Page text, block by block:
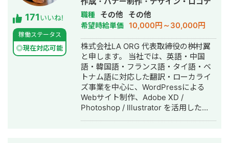
171いいね!
稼働ステータス
◎現在対応可能
ザイン・作成・イラスト制作
職種 その他 その他
希望時給単価 10,000円～30,000円
株式会社LA ORG 代表取締役の桝村翼
と申します。 当社では、英語・中国
語・韓国語・フランス語・タイ語・ベ
トナム語に対応した翻訳・ローカライ
ズ事業を中心に、WordPressによる
Webサイト制作、Adobe XD /
Photoshop / Illustrator を活用した